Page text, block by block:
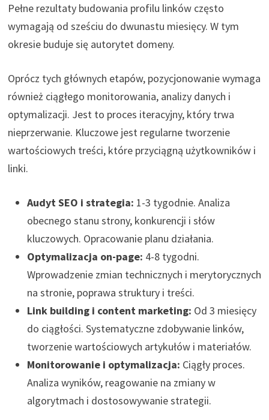
Pełne rezultaty budowania profilu linków często
wymagają od sześciu do dwunastu miesięcy. W tym
okresie buduje się autorytet domeny.
Oprócz tych głównych etapów, pozycjonowanie wymaga
również ciągłego monitorowania, analizy danych i
optymalizacji. Jest to proces iteracyjny, który trwa
nieprzerwanie. Kluczowe jest regularne tworzenie
wartościowych treści, które przyciągną użytkowników i
linki.
Audyt SEO i strategia: 1-3 tygodnie. Analiza
obecnego stanu strony, konkurencji i słów
kluczowych. Opracowanie planu działania.
Optymalizacja on-page: 4-8 tygodni.
Wprowadzenie zmian technicznych i merytorycznych
na stronie, poprawa struktury i treści.
Link building i content marketing: Od 3 miesięcy
do ciągłości. Systematyczne zdobywanie linków,
tworzenie wartościowych artykułów i materiałów.
Monitorowanie i optymalizacja: Ciągły proces.
Analiza wyników, reagowanie na zmiany w
algorytmach i dostosowywanie strategii.